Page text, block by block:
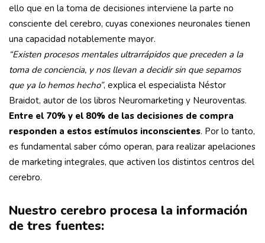
ello que en la toma de decisiones interviene la parte no
consciente del cerebro, cuyas conexiones neuronales tienen
una capacidad notablemente mayor.
“Existen procesos mentales ultrarrápidos que preceden a la
toma de conciencia, y nos llevan a decidir sin que sepamos
que ya lo hemos hecho”, explica el especialista Néstor
Braidot, autor de los libros Neuromarketing y Neuroventas.
Entre el 70% y el 80% de las decisiones de compra
responden a estos estímulos inconscientes. Por lo tanto,
es fundamental saber cómo operan, para realizar apelaciones
de marketing integrales, que activen los distintos centros del
cerebro.
Nuestro cerebro procesa la información
de tres fuentes: